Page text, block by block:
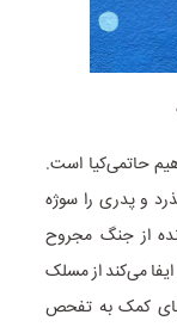
حاتمی‌کیا است.
و پدری را سوژه
از جنگ مجروح
می‌کند از مسلک
جای کمک به تفحص